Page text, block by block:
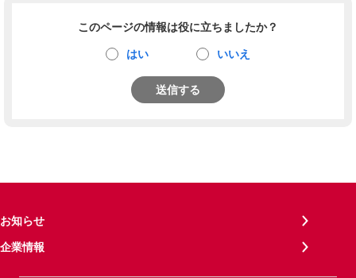
このページの情報は役に立ちましたか？
はい いいえ
送信する
お知らせ
企業情報